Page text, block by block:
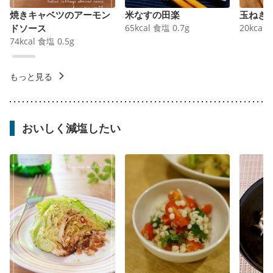
焼きキャベツのアーモン
ドソース
74kcal 食塩 0.5g
米なすの田楽
65kcal 食塩 0.7g
玉ねぎ
20kcal
もっと見る
おいしく減塩したい